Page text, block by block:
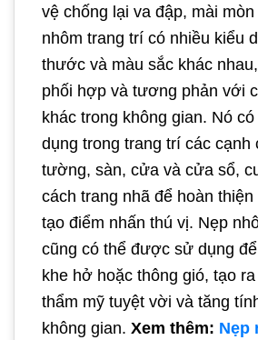
vệ chống lại va đập, mài
nhôm trang trí có nhiều kiểu
thước và màu sắc khác
phối hợp và tương phản với
khác trong không gian. Nó
dụng trong trang trí các cạnh
tường, sàn, cửa và cửa sổ,
cách trang nhã để hoàn
tạo điểm nhấn thú vị. Nẹp
cũng có thể được sử dụng
khe hở hoặc thông gió, tạo
thẩm mỹ tuyệt vời và tăng
không gian. Xem thêm: Nẹp